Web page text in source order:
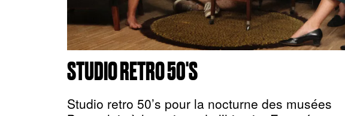
STUDIO RETRO 50'S
Studio retro 50’s pour la nocturne des musées